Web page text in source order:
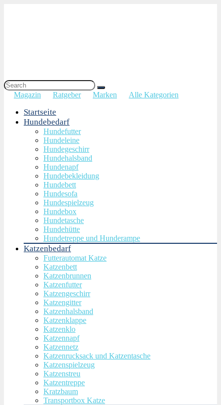
Magazin Ratgeber Marken Alle Kategorien
Startseite
Hundebedarf
Hundefutter
Hundeleine
Hundegeschirr
Hundehalsband
Hundenapf
Hundebekleidung
Hundebett
Hundesofa
Hundespielzeug
Hundebox
Hundetasche
Hundehütte
Hundetreppe und Hunderampe
Katzenbedarf
Futterautomat Katze
Katzenbett
Katzenbrunnen
Katzenfutter
Katzengeschirr
Katzengitter
Katzenhalsband
Katzenklappe
Katzenklo
Katzennapf
Katzennetz
Katzenrucksack und Katzentasche
Katzenspielzeug
Katzenstreu
Katzentreppe
Kratzbaum
Transportbox Katze